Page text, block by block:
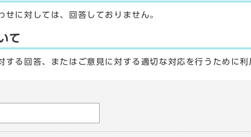
に対しては、回答しておりません。
て
する回答、またはご意見に対する適切な対応を行うために